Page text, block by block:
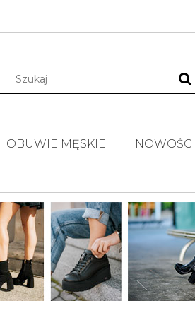
OBUWIE MĘSKIE NOWOŚCI